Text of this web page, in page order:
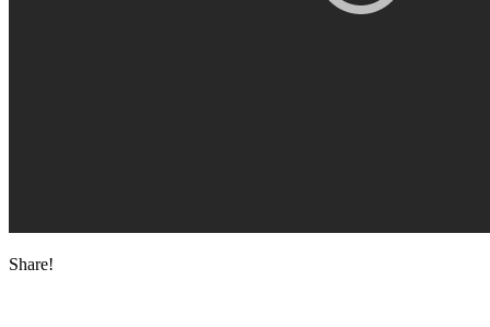
Share!